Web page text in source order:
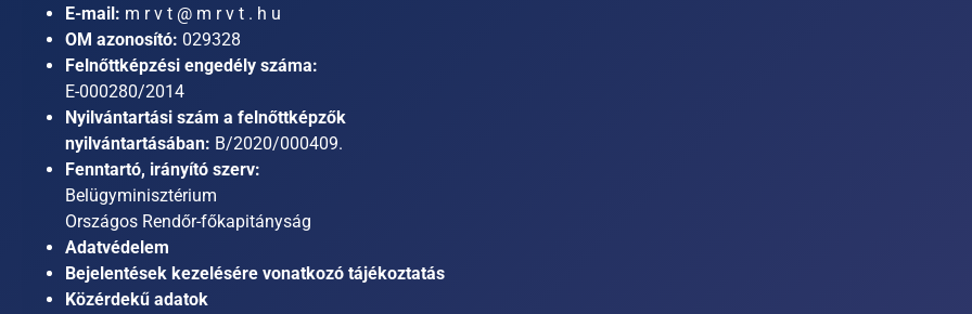
E-mail: m r v t @ m r v t . h u
OM azonosító: 029328
Felnőttképzési engedély száma:
E-000280/2014
Nyilvántartási szám a felnőttképzők
nyilvántartásában: B/2020/000409.
Fenntartó, irányító szerv:
Belügyminisztérium
Országos Rendőr-főkapitányság
Adatvédelem
Bejelentések kezelésére vonatkozó tájékoztatás
Közérdekű adatok